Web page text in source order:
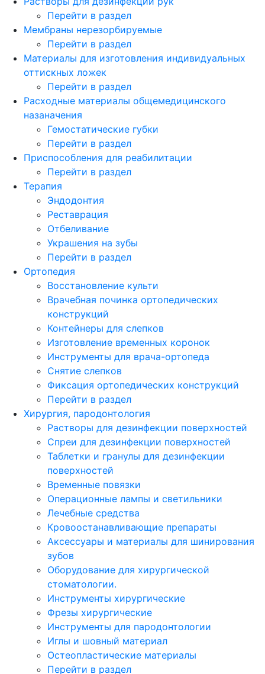
Перейти в раздел
Мембраны нерезорбируемые
Перейти в раздел
Материалы для изготовления индивидуальных
оттискных ложек
Перейти в раздел
Расходные материалы общемедицинского
назаначения
Гемостатические губки
Перейти в раздел
Приспособления для реабилитации
Перейти в раздел
Терапия
Эндодонтия
Реставрация
Отбеливание
Украшения на зубы
Перейти в раздел
Ортопедия
Восстановление культи
Врачебная починка ортопедических
конструкций
Контейнеры для слепков
Изготовление временных коронок
Инструменты для врача-ортопеда
Снятие слепков
Фиксация ортопедических конструкций
Перейти в раздел
Хирургия, пародонтология
Растворы для дезинфекции поверхностей
Спреи для дезинфекции поверхностей
Таблетки и гранулы для дезинфекции
поверхностей
Временные повязки
Операционные лампы и светильники
Лечебные средства
Кровоостанавливающие препараты
Аксессуары и материалы для шинирования
зубов
Оборудование для хирургической
стоматологии.
Инструменты хирургические
Фрезы хирургические
Инструменты для пародонтологии
Иглы и шовный материал
Остеопластические материалы
Перейти в раздел